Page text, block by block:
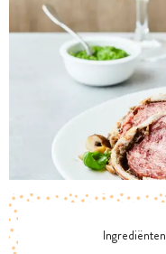
Ingrediënten